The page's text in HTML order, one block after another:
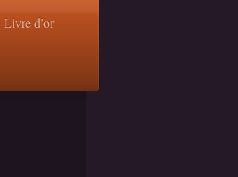
Livre d’or